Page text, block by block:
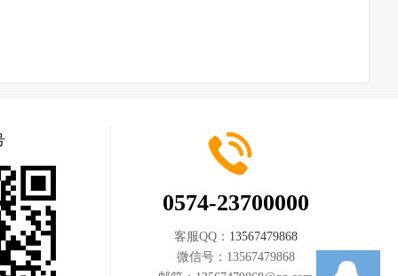
0574-23700000
客服QQ： 13567479868
微信号： 13567479868